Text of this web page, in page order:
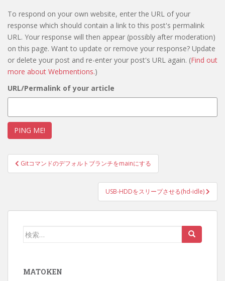
To respond on your own website, enter the URL of your
response which should contain a link to this post's permalink
URL. Your response will then appear (possibly after moderation)
on this page. Want to update or remove your response? Update
or delete your post and re-enter your post's URL again. (Find out
more about Webmentions.)
URL/Permalink of your article
投
稿
ゲ
Gitコマンドのデフォルトブランチをmainにする
USB-HDDをスリープさせる(hd-idle)
検
MATOKEN